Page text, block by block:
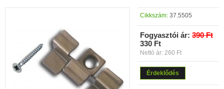
Cikkszám: 37.5505
Fogyasztói ár: 390 Ft
330 Ft
Nettó ár: 260 Ft
Érdeklődés